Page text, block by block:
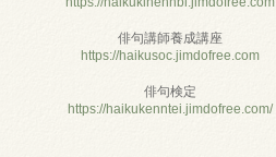
俳句講師養成講座
https://haikusoc.jimdofree.com
俳句検定
https://haikukenntei.jimdofree.com/